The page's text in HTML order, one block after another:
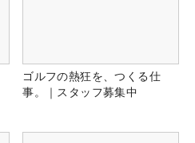
ゴルフの熱狂を、つくる仕
事。｜スタッフ募集中